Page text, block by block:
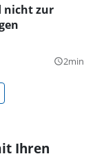
nicht zur
query_builder2min
Ihren